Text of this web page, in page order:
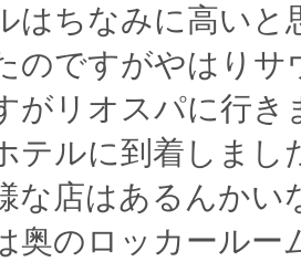
はちなみに高い
のですがやはりサ
がリオスパに行き
テルに到着しま
な店はあるんかい
奥のロッカール